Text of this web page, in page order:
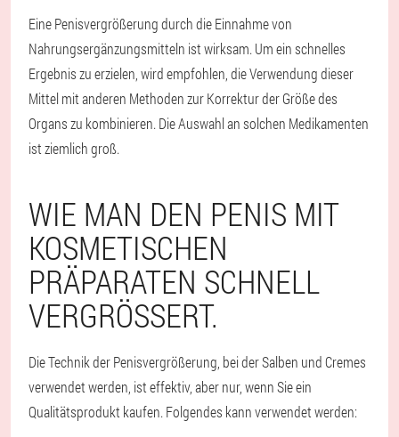
Eine Penisvergrößerung durch die Einnahme von
Nahrungsergänzungsmitteln ist wirksam. Um ein schnelles
Ergebnis zu erzielen, wird empfohlen, die Verwendung dieser
Mittel mit anderen Methoden zur Korrektur der Größe des
Organs zu kombinieren. Die Auswahl an solchen Medikamenten
ist ziemlich groß.
WIE MAN DEN PENIS MIT
KOSMETISCHEN
PRÄPARATEN SCHNELL
VERGRÖSSERT.
Die Technik der Penisvergrößerung, bei der Salben und Cremes
verwendet werden, ist effektiv, aber nur, wenn Sie ein
Qualitätsprodukt kaufen. Folgendes kann verwendet werden: